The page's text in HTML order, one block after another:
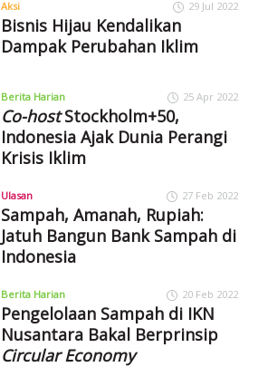
Aksi 29 Jul 2022
Bisnis Hijau Kendalikan
Dampak Perubahan Iklim
Berita Harian 25 Apr 2022
Co-hostStockholm+50,
Indonesia Ajak Dunia Perangi
Krisis Iklim
Ulasan 27 Feb 2022
Sampah, Amanah, Rupiah:
Jatuh Bangun Bank Sampah di
Indonesia
Berita Harian 20 Feb 2022
Pengelolaan Sampah di IKN
Nusantara Bakal Berprinsip
Circular Economy